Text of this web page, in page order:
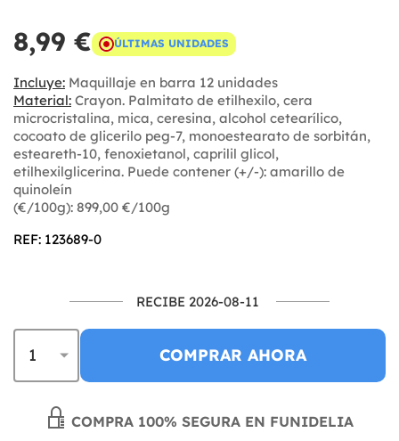
8,99 € ÚLTIMAS UNIDADES
Incluye: Maquillaje en barra 12 unidades
Material: Crayon. Palmitato de etilhexilo, cera
microcristalina, mica, ceresina, alcohol cetearílico,
cocoato de glicerilo peg-7, monoestearato de sorbitán,
esteareth-10, fenoxietanol, caprilil glicol,
etilhexilglicerina. Puede contener (+/-): amarillo de
quinoleín
(€/100g): 899,00 €/100g
REF: 123689-0
RECIBE 2026-08-11
COMPRAR AHORA
COMPRA 100% SEGURA EN FUNIDELIA